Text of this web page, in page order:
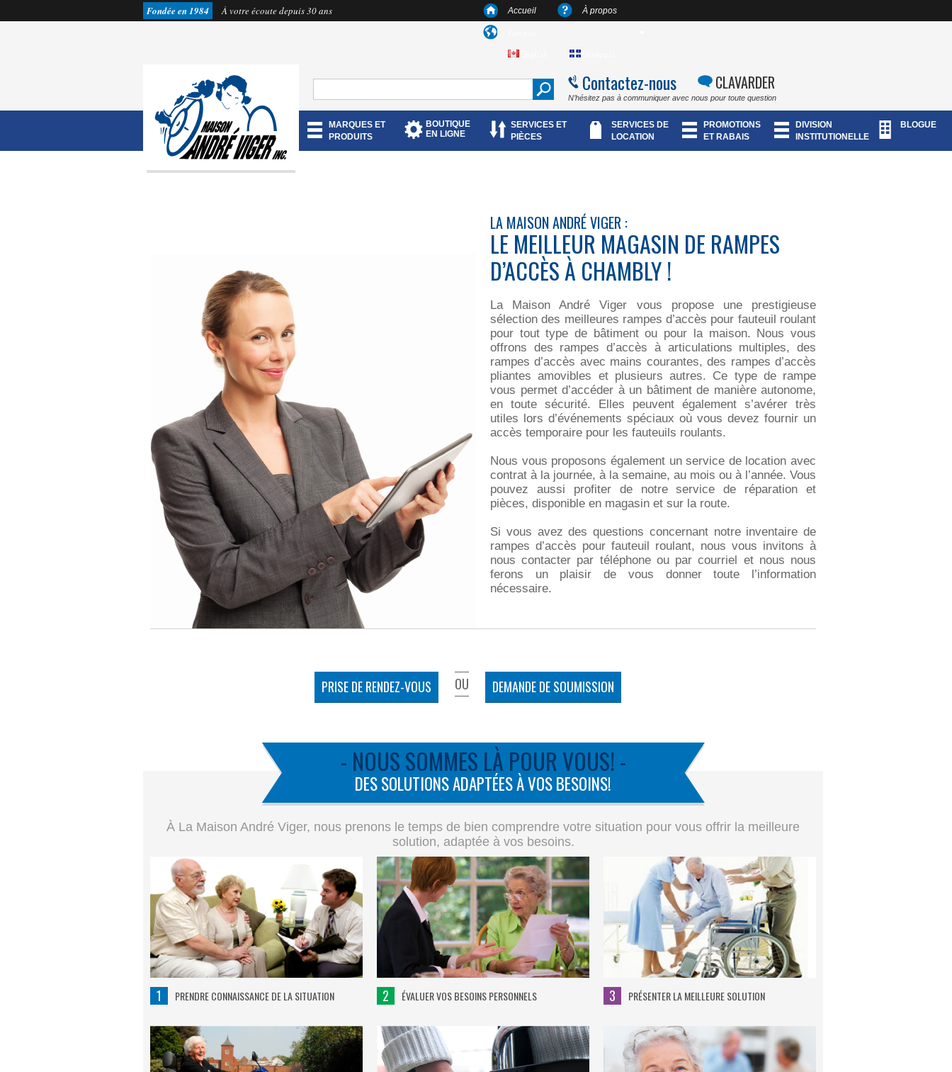
Fondée en 1984 À votre écoute depuis 30 ans Accueil À propos
Contactez-nous CLAVARDER
N’hésitez pas à communiquer avec nous pour toute question
MARQUES ET
PRODUITS
BOUTIQUE
EN LIGNE
SERVICES ET
PIÈCES
SERVICES DE
LOCATION
PROMOTIONS
ET RABAIS
DIVISION
INSTITUTIONELLE
BLOGUE
LA MAISON ANDRÉ VIGER :
LE MEILLEUR MAGASIN DE RAMPES
D’ACCÈS À CHAMBLY !
La Maison André Viger vous propose une prestigieuse
sélection des meilleures rampes d’accès pour fauteuil roulant
pour tout type de bâtiment ou pour la maison. Nous vous
offrons des rampes d’accès à articulations multiples, des
rampes d’accès avec mains courantes, des rampes d’accès
pliantes amovibles et plusieurs autres. Ce type de rampe
vous permet d’accéder à un bâtiment de manière autonome,
en toute sécurité. Elles peuvent également s’avérer très
utiles lors d’événements spéciaux où vous devez fournir un
accès temporaire pour les fauteuils roulants.
Nous vous proposons également un service de location avec
contrat à la journée, à la semaine, au mois ou à l’année. Vous
pouvez aussi profiter de notre service de réparation et
pièces, disponible en magasin et sur la route.
Si vous avez des questions concernant notre inventaire de
rampes d’accès pour fauteuil roulant, nous vous invitons à
nous contacter par téléphone ou par courriel et nous nous
ferons un plaisir de vous donner toute l’information
nécessaire.
PRISE DE RENDEZ-VOUS OU DEMANDE DE SOUMISSION
- NOUS SOMMES LÀ POUR VOUS! -
DES SOLUTIONS ADAPTÉES À VOS BESOINS!
À La Maison André Viger, nous prenons le temps de bien comprendre votre situation pour vous offrir la meilleure
solution, adaptée à vos besoins.
1 PRENDRE CONNAISSANCE DE LA SITUATION 2 ÉVALUER VOS BESOINS PERSONNELS 3 PRÉSENTER LA MEILLEURE SOLUTION